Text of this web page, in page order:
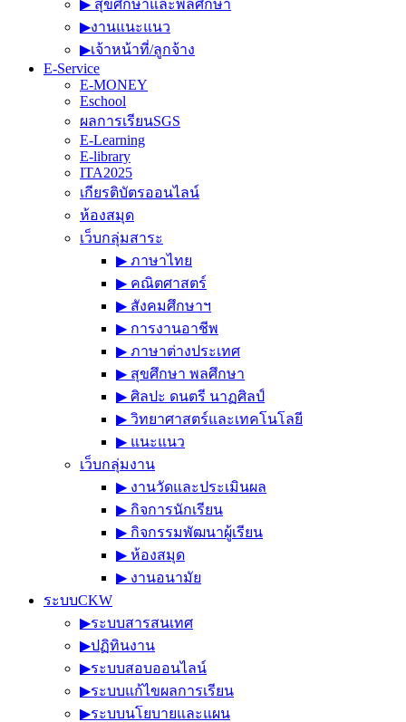
▶︎ สุขศึกษาและพลศึกษา
▶︎งานแนะแนว
▶︎เจ้าหน้าที่/ลูกจ้าง
E-Service
E-MONEY
Eschool
ผลการเรียนSGS
E-Learning
E-library
ITA2025
เกียรติบัตรออนไลน์
ห้องสมุด
เว็บกลุ่มสาระ
▶︎ ภาษาไทย
▶︎ คณิตศาสตร์
▶︎ สังคมศึกษาฯ
▶︎ การงานอาชีพ
▶︎ ภาษาต่างประเทศ
▶︎ สุขศึกษา พลศึกษา
▶︎ ศิลปะ ดนตรี นาฏศิลป์
▶︎ วิทยาศาสตร์และเทคโนโลยี
▶︎ แนะแนว
เว็บกลุ่มงาน
▶︎ งานวัดและประเมินผล
▶︎ กิจการนักเรียน
▶︎ กิจกรรมพัฒนาผู้เรียน
▶︎ ห้องสมุด
▶︎ งานอนามัย
ระบบCKW
▶︎ระบบสารสนเทศ
▶︎ปฏิทินงาน
▶︎ระบบสอบออนไลน์
▶︎ระบบแก้ไขผลการเรียน
▶︎ระบบนโยบายและแผน